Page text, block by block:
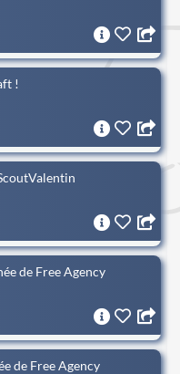
!
de Free Agency
de Free Agency